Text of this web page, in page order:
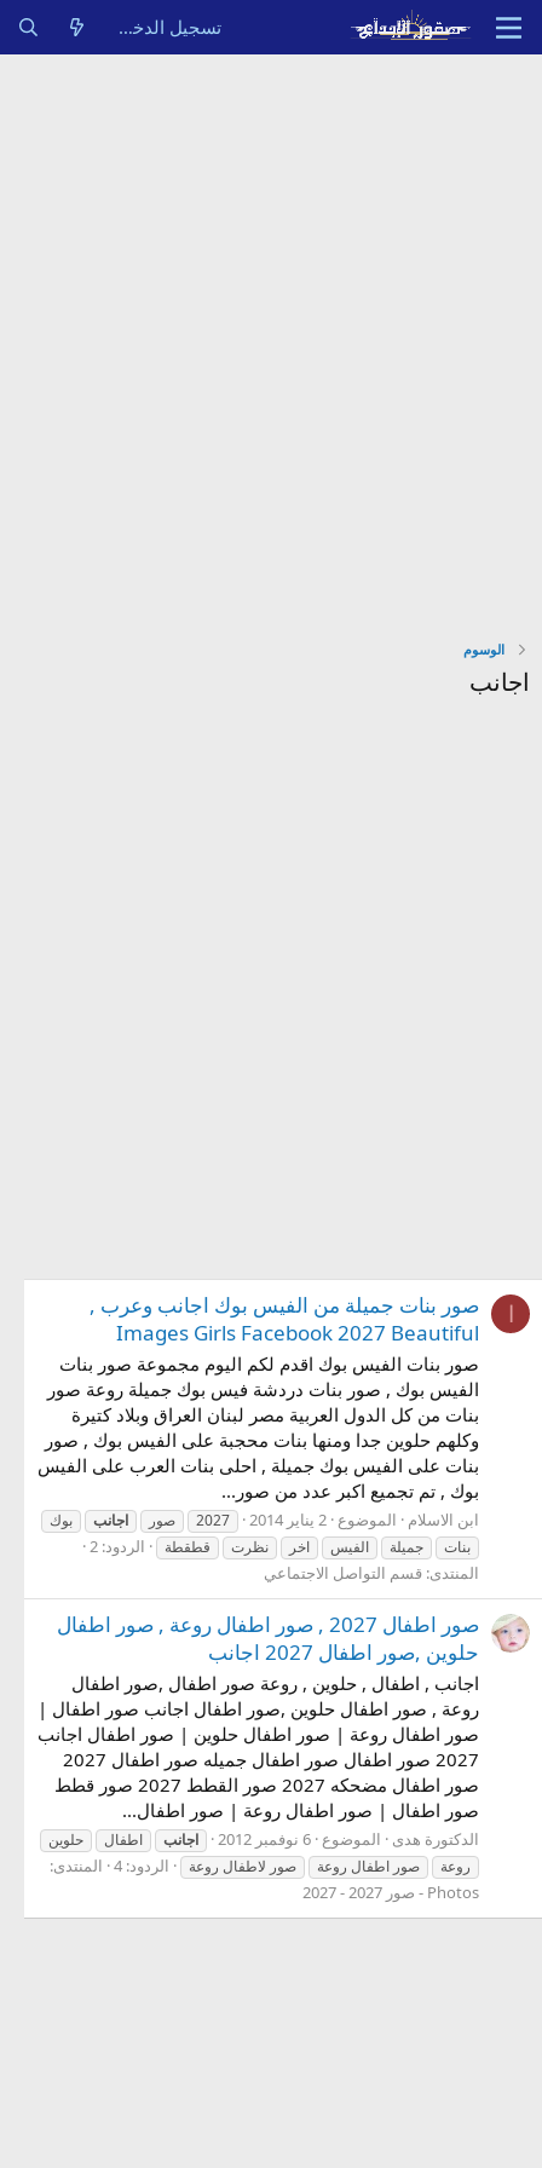
تسجيل الدخول
الوسوم
اجانب
ا
صور بنات جميلة من الفيس بوك اجانب وعرب ,
Images Girls Facebook 2027 Beautiful
صور بنات الفيس بوك اقدم لكم اليوم مجموعة صور بنات
الفيس بوك , صور بنات دردشة فيس بوك جميلة روعة صور
بنات من كل الدول العربية مصر لبنان العراق وبلاد كتيرة
وكلهم حلوين جدا ومنها بنات محجبة على الفيس بوك , صور
بنات على الفيس بوك جميلة , احلى بنات العرب على الفيس
بوك , تم تجميع اكبر عدد من صور...
ابن الاسلام الموضوع 2 يناير 2014 2027 صور اجانب
بوك
بنات
جميلة الفيس اخر نظرت قطقطة
الردود: 2
المنتدى: قسم التواصل الاجتماعي
صور اطفال 2027 , صور اطفال روعة , صور اطفال
حلوين ,صور اطفال 2027 اجانب
اجانب , اطفال , حلوين , روعة صور اطفال ,صور اطفال
روعة , صور اطفال حلوين ,صور اطفال اجانب صور اطفال |
صور اطفال روعة | صور اطفال حلوين | صور اطفال اجانب
2027 صور اطفال صور اطفال جميله صور اطفال 2027
صور اطفال مضحكه 2027 صور القطط 2027 صور قطط
صور اطفال | صور اطفال روعة | صور اطفال...
الدكتورة هدى الموضوع 6 نوفمبر 2012 اجانب اطفال
حلوين
روعة
صور اطفال روعة صور لاطفال روعة الردود: 4
المنتدى:
Photos - صور 2027 - 2027